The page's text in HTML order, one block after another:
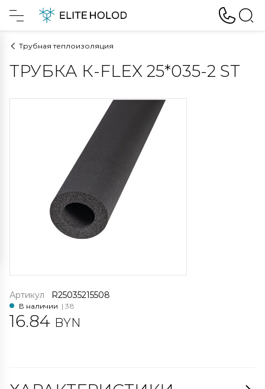
Трубная теплоизоляция
ТРУБКА К-FLEX 25*035-2 ST
Артикул R25035215508
В наличии | 38
16.84 BYN